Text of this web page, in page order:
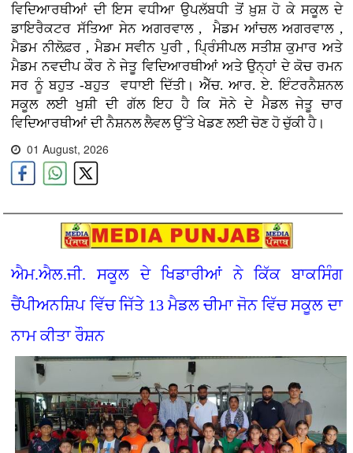
ਵਿਦਿਆਰਥੀਆਂ ਦੀ ਇਸ ਵਧੀਆ ਉਪਲੱਬਧੀ ਤੋਂ ਖ਼ੁਸ਼ ਹੋ ਕੇ ਸਕੂਲ ਦੇ
ਡਾਇਰੈਕਟਰ ਸੱਤਿਆ ਸੇਨ ਅਗਰਵਾਲ , ਮੈਡਮ ਆਂਚਲ ਅਗਰਵਾਲ ,
ਮੈਡਮ ਨੀਲੋਫ਼ਰ , ਮੈਡਮ ਸਵੀਨ ਪੁਰੀ , ਪ੍ਰਿੰਸੀਪਲ ਸਤੀਸ਼ ਕੁਮਾਰ ਅਤੇ
ਮੈਡਮ ਨਵਦੀਪ ਕੌਰ ਨੇ ਜੇਤੂ ਵਿਦਿਆਰਥੀਆਂ ਅਤੇ ਉਨ੍ਹਾਂ ਦੇ ਕੋਚ ਰਮਨ
ਸਰ ਨੂੰ ਬਹੁਤ -ਬਹੁਤ ਵਧਾਈ ਦਿੱਤੀ। ਐੱਚ. ਆਰ. ਏ. ਇੰਟਰਨੈਸ਼ਨਲ
ਸਕੂਲ ਲਈ ਖੁਸ਼ੀ ਦੀ ਗੱਲ ਇਹ ਹੈ ਕਿ ਸੋਨੇ ਦੇ ਮੈਡਲ ਜੇਤੂ ਚਾਰ
ਵਿਦਿਆਰਥੀਆਂ ਦੀ ਨੈਸ਼ਨਲ ਲੈਵਲ ਉੱਤੇ ਖੇਡਣ ਲਈ ਚੋਣ ਹੋ ਚੁੱਕੀ ਹੈ।
01 August, 2026
ਐਮ.ਐਲ.ਜੀ. ਸਕੂਲ ਦੇ ਖਿਡਾਰੀਆਂ ਨੇ ਕਿੱਕ ਬਾਕਸਿੰਗ
ਚੈਂਪੀਅਨਸ਼ਿਪ ਵਿੱਚ ਜਿੱਤੇ 13 ਮੈਡਲ ਚੀਮਾ ਜੋਨ ਵਿੱਚ ਸਕੂਲ ਦਾ
ਨਾਮ ਕੀਤਾ ਰੌਸ਼ਨ